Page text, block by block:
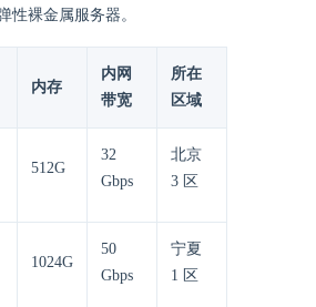
性裸金属服务器。
内存
内网
带宽
所在
区域
512G
32
Gbps
北京
3 区
1024G
50
Gbps
宁夏
1 区